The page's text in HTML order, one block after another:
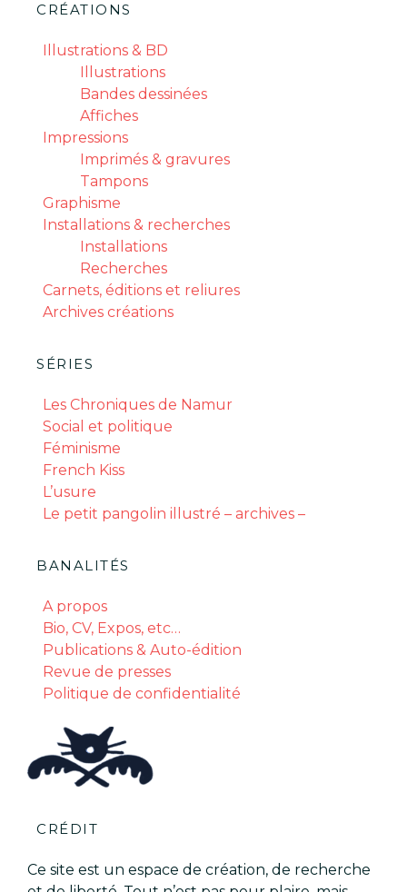
CRÉATIONS
Illustrations & BD
Illustrations
Bandes dessinées
Affiches
Impressions
Imprimés & gravures
Tampons
Graphisme
Installations & recherches
Installations
Recherches
Carnets, éditions et reliures
Archives créations
SÉRIES
Les Chroniques de Namur
Social et politique
Féminisme
French Kiss
L’usure
Le petit pangolin illustré – archives –
BANALITÉS
A propos
Bio, CV, Expos, etc…
Publications & Auto-édition
Revue de presses
Politique de confidentialité
CRÉDIT
Ce site est un espace de création, de recherche